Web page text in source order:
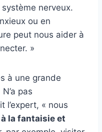
nerveux.
ou en
peut nous aider à
»
à une grande
pas
l’expert, « nous
la fantaisie et